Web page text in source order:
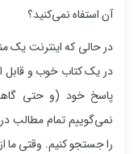
آن استفاه نمی‌کنید؟
در حالی که اینترنت یک
در یک کتاب خوب و قابل
پاسخ خود (و حتی
نمی‌گوییم تمام مطالب
را جستجو کنیم. وقتی ما